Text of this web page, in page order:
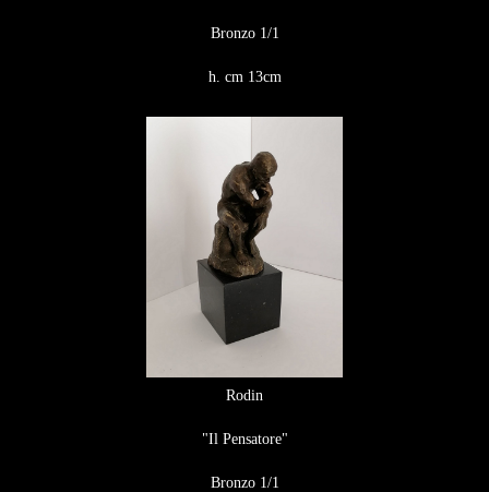
Bronzo 1/1
h. cm 13cm
Rodin
"Il Pensatore"
Bronzo 1/1